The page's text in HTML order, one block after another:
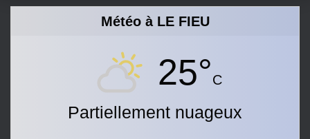
Météo à LE FIEU
25°C
Partiellement nuageux